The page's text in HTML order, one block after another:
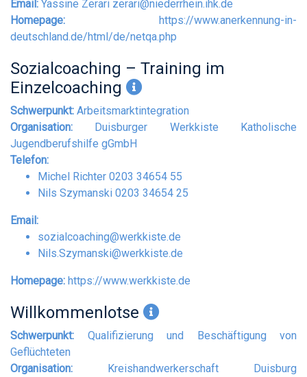
Email: Yassine Zerari zerari@niederrhein.ihk.de
Homepage: https://www.anerkennung-in-
deutschland.de/html/de/netqa.php
Sozialcoaching – Training im
Einzelcoaching
Schwerpunkt: Arbeitsmarktintegration
Organisation: Duisburger Werkkiste Katholische
Jugendberufshilfe gGmbH
Telefon:
Michel Richter 0203 34654 55
Nils Szymanski 0203 34654 25
Email:
sozialcoaching@werkkiste.de
Nils.Szymanski@werkkiste.de
Homepage: https://www.werkkiste.de
Willkommenlotse
Schwerpunkt: Qualifizierung und Beschäftigung von
Geflüchteten
Organisation: Kreishandwerkerschaft Duisburg